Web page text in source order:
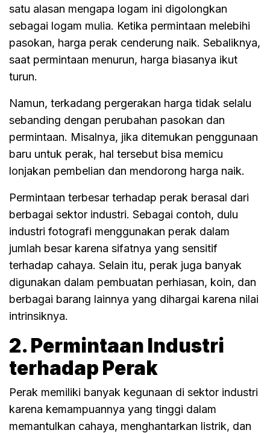
satu alasan mengapa logam ini digolongkan
sebagai logam mulia. Ketika permintaan melebihi
pasokan, harga perak cenderung naik. Sebaliknya,
saat permintaan menurun, harga biasanya ikut
turun.
Namun, terkadang pergerakan harga tidak selalu
sebanding dengan perubahan pasokan dan
permintaan. Misalnya, jika ditemukan penggunaan
baru untuk perak, hal tersebut bisa memicu
lonjakan pembelian dan mendorong harga naik.
Permintaan terbesar terhadap perak berasal dari
berbagai sektor industri. Sebagai contoh, dulu
industri fotografi menggunakan perak dalam
jumlah besar karena sifatnya yang sensitif
terhadap cahaya. Selain itu, perak juga banyak
digunakan dalam pembuatan perhiasan, koin, dan
berbagai barang lainnya yang dihargai karena nilai
intrinsiknya.
2. Permintaan Industri
terhadap Perak
Perak memiliki banyak kegunaan di sektor industri
karena kemampuannya yang tinggi dalam
memantulkan cahaya, menghantarkan listrik, dan